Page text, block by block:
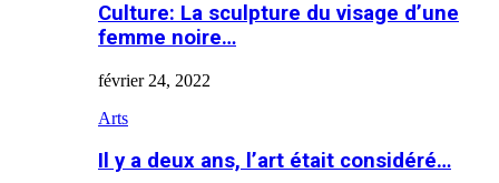
Culture: La sculpture du visage d’une
femme noire…
février 24, 2022
Arts
Il y a deux ans, l’art était considéré…